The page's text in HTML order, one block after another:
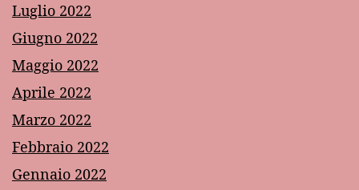
Luglio 2022
Giugno 2022
Maggio 2022
Aprile 2022
Marzo 2022
Febbraio 2022
Gennaio 2022